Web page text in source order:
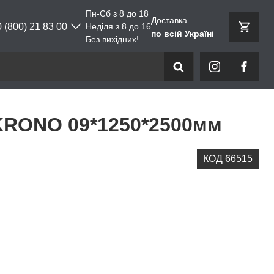
(800) 21 83 00
Пн-Сб з 8 до 18
Неділя з 8 до 16
Без вихідних!
Доставка
по всій Україні
09*1250*2500мм
КОД 66515